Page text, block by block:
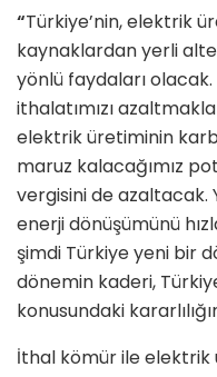
“Türkiye’nin, elektrik
kaynaklardan yerli
yönlü faydaları
ithalatımızı
elektrik üretiminin
maruz kalacağımız
vergisini de azaltacak.
enerji dönüşümünü
şimdi Türkiye yeni bir
dönemin kaderi,
konusundaki
İthal kömür ile elektrik